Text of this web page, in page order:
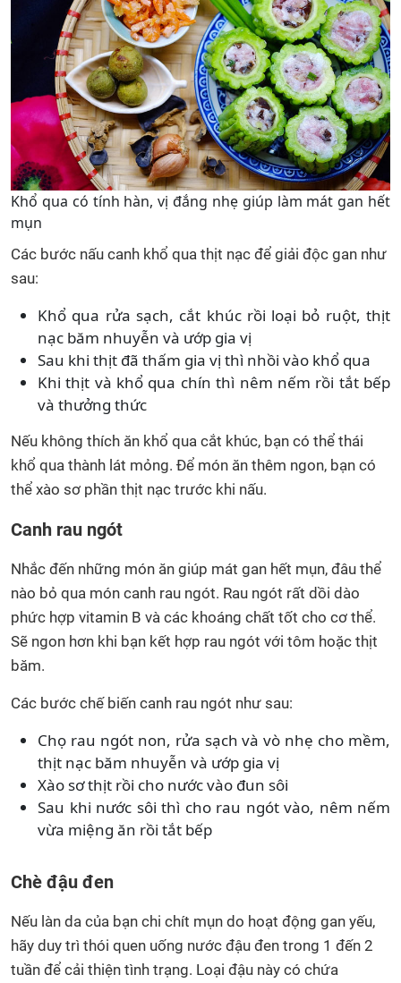
Khổ qua có tính hàn, vị đắng nhẹ giúp làm mát gan hết
mụn
Các bước nấu canh khổ qua thịt nạc để giải độc gan như
sau:
Khổ qua rửa sạch, cắt khúc rồi loại bỏ ruột, thịt
nạc băm nhuyễn và ướp gia vị
Sau khi thịt đã thấm gia vị thì nhồi vào khổ qua
Khi thịt và khổ qua chín thì nêm nếm rồi tắt bếp
và thưởng thức
Nếu không thích ăn khổ qua cắt khúc, bạn có thể thái
khổ qua thành lát mỏng. Để món ăn thêm ngon, bạn có
thể xào sơ phần thịt nạc trước khi nấu.
Canh rau ngót
Nhắc đến những món ăn giúp mát gan hết mụn, đâu thể
nào bỏ qua món canh rau ngót. Rau ngót rất dồi dào
phức hợp vitamin B và các khoáng chất tốt cho cơ thể.
Sẽ ngon hơn khi bạn kết hợp rau ngót với tôm hoặc thịt
băm.
Các bước chế biến canh rau ngót như sau:
Chọ rau ngót non, rửa sạch và vò nhẹ cho mềm,
thịt nạc băm nhuyễn và ướp gia vị
Xào sơ thịt rồi cho nước vào đun sôi
Sau khi nước sôi thì cho rau ngót vào, nêm nếm
vừa miệng ăn rồi tắt bếp
Chè đậu đen
Nếu làn da của bạn chi chít mụn do hoạt động gan yếu,
hãy duy trì thói quen uống nước đậu đen trong 1 đến 2
tuần để cải thiện tình trạng. Loại đậu này có chứa